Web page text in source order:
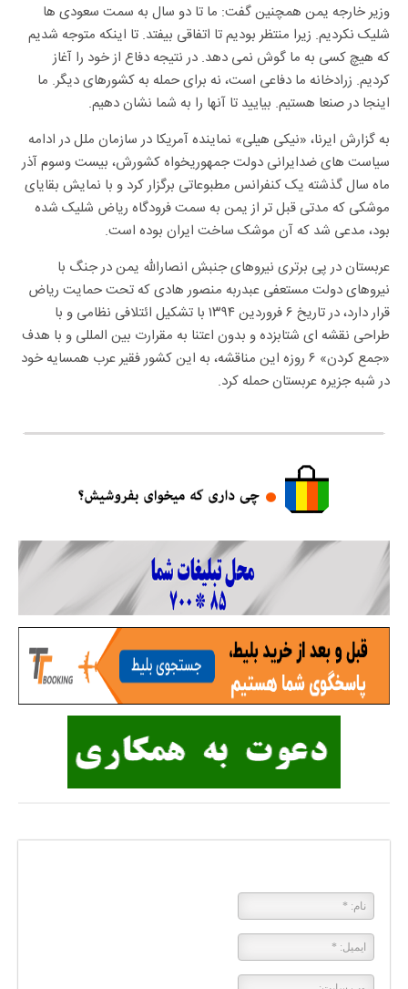
وزیر خارجه یمن همچنین گفت: ما تا دو سال به سمت سعودی ها
شلیک نکردیم. زیرا منتظر بودیم تا اتفاقی بیفتد. تا اینکه متوجه شدیم
که هیچ کسی به ما گوش نمی دهد. در نتیجه دفاع از خود را آغاز
کردیم. زرادخانه ما دفاعی است، نه برای حمله به کشورهای دیگر. ما
اینجا در صنعا هستیم. بیایید تا آنها را به شما نشان دهیم.
به گزارش ایرنا، «نیکی هیلی» نماینده آمریکا در سازمان ملل در ادامه
سیاست های ضدایرانی دولت جمهوریخواه کشورش، بیست وسوم آذر
ماه سال گذشته یک کنفرانس مطبوعاتی برگزار کرد و با نمایش بقایای
موشکی که مدتی قبل تر از یمن به سمت فرودگاه ریاض شلیک شده
بود، مدعی شد که آن موشک ساخت ایران بوده است.
عربستان در پی برتری نیروهای جنبش انصارالله یمن در جنگ با
نیروهای دولت مستعفی عبدربه منصور هادی که تحت حمایت ریاض
قرار دارد، در تاریخ ۶ فروردین ۱۳۹۴ با تشکیل ائتلافی نظامی و با
طراحی نقشه ای شتابزده و بدون اعتنا به مقرارت بین المللی و با هدف
«جمع کردن» ۶ روزه این مناقشه، به این کشور فقیر عرب همسایه خود
در شبه جزیره عربستان حمله کرد.